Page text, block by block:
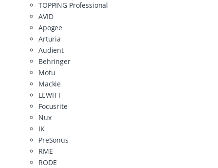
TOPPING Professional
AVID
Apogee
Arturia
Audient
Behringer
Motu
Mackie
LEWITT
Focusrite
Nux
IK
PreSonus
RME
RODE